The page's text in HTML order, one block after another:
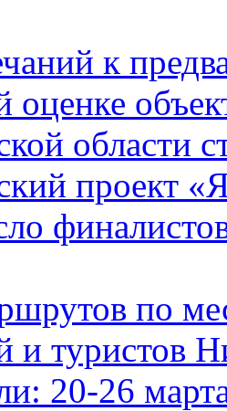
к
оценке
области
проект
по
и туристов
20-26